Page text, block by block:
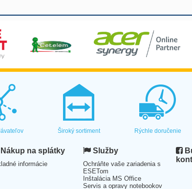
Široký sortiment Rýchle doručenie
na splátky
informácie
Služby
Ochráňte vaše zariadenia s
ESETom
Inštalácia MS Office
Servis a opravy notebookov